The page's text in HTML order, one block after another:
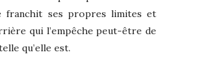
franchit ses propres limites et
qui l’empêche peut-être de
qu’elle est.